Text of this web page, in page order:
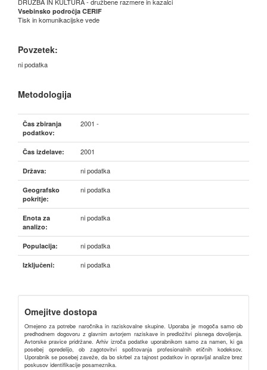
Vsebinsko področja CERIF
Tisk in komunikacijske vede
Povzetek:
ni podatka
Metodologija
Čas zbiranja
podatkov:
2001 -
Čas izdelave: 2001
Država: ni podatka
Geografsko
pokritje:
ni podatka
Enota za
analizo:
ni podatka
Populacija: ni podatka
Izključeni: ni podatka
Omejitve dostopa
Omejeno za potrebe naročnika in raziskovalne skupine. Uporaba je mogoča samo ob
predhodnem dogovoru z glavnim avtorjem raziskave in predložitvi pisnega dovoljenja.
Avtorske pravice pridržane. Arhiv izroča podatke uporabnikom samo za namen, ki ga
posebej opredelijo, ob zagotovitvi spoštovanja profesionalnih etičnih kodeksov.
Uporabnik se posebej zaveže, da bo skrbel za tajnost podatkov in opravljal analize brez
poskusov identifikacije posameznika.